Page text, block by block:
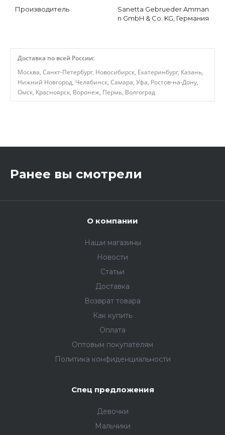
Производитель
Sanetta Gebrueder Amman
n GmbH & Co. KG, Германия
Доставка по всей России:
Москва, Санкт-Петербург, Новосибирск, Екатеринбург, Казань,
Нижний Новгород, Челябинск, Самара, Уфа, Ростов-на-Дону,
Омск, Красноярск, Воронеж, Пермь, Волгоград
Ранее вы смотрели
О компании
Наши магазины
Новости
Статьи
Доставка
Возврат товара
Как купить
Оплата
Оптовым покупателям
Политика конфиденциальности
Спец предложения
Девочки
Мальчики